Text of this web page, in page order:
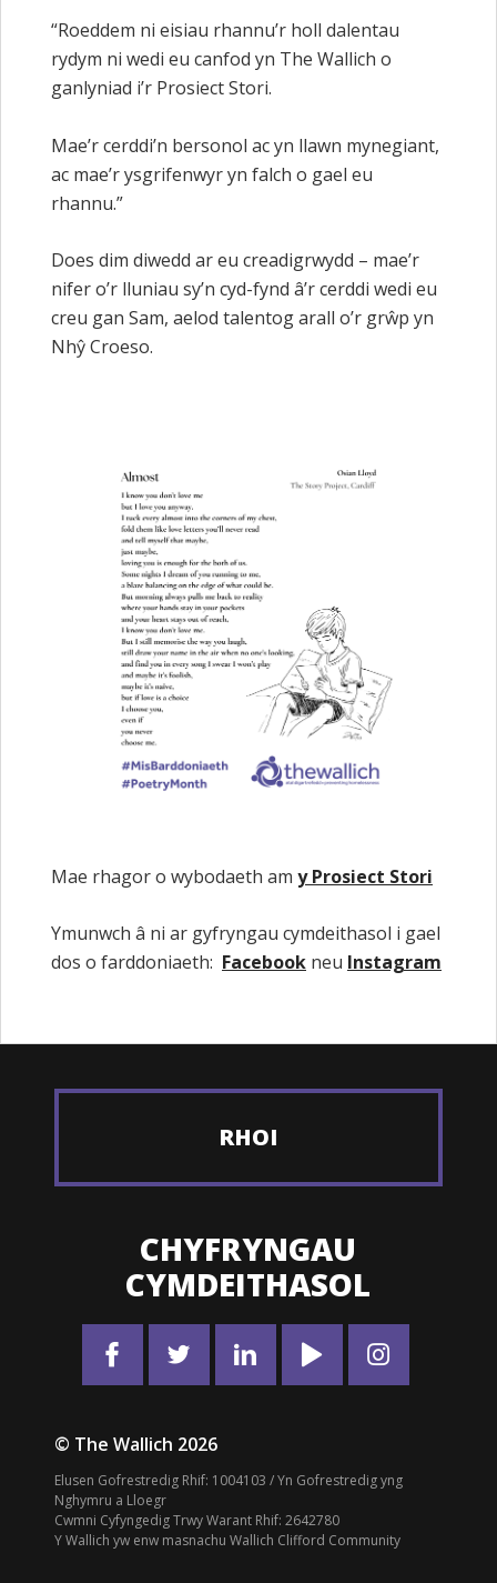
“Roeddem ni eisiau rhannu’r holl dalentau
rydym ni wedi eu canfod yn The Wallich o
ganlyniad i’r Prosiect Stori.
Mae’r cerddi’n bersonol ac yn llawn mynegiant,
ac mae’r ysgrifenwyr yn falch o gael eu
rhannu.”
Does dim diwedd ar eu creadigrwydd – mae’r
nifer o’r lluniau sy’n cyd-fynd â’r cerddi wedi eu
creu gan Sam, aelod talentog arall o’r grŵp yn
Nhŷ Croeso.
Mae rhagor o wybodaeth am y Prosiect Stori
Ymunwch â ni ar gyfryngau cymdeithasol i gael
dos o farddoniaeth: Facebook neu Instagram
RHOI
CHYFRYNGAU
CYMDEITHASOL
© The Wallich 2026
Elusen Gofrestredig Rhif: 1004103 / Yn Gofrestredig yng
Nghymru a Lloegr
Cwmni Cyfyngedig Trwy Warant Rhif: 2642780
Y Wallich yw enw masnachu Wallich Clifford Community